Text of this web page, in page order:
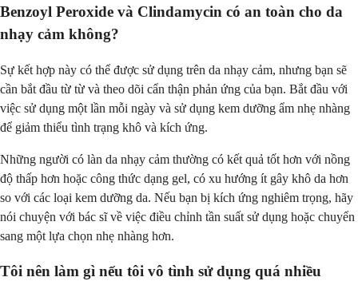
Benzoyl Peroxide và Clindamycin có an toàn cho da
nhạy cảm không?
Sự kết hợp này có thể được sử dụng trên da nhạy cảm, nhưng bạn sẽ
cần bắt đầu từ từ và theo dõi cẩn thận phản ứng của bạn. Bắt đầu với
việc sử dụng một lần mỗi ngày và sử dụng kem dưỡng ẩm nhẹ nhàng
để giảm thiểu tình trạng khô và kích ứng.
Những người có làn da nhạy cảm thường có kết quả tốt hơn với nồng
độ thấp hơn hoặc công thức dạng gel, có xu hướng ít gây khô da hơn
so với các loại kem dưỡng da. Nếu bạn bị kích ứng nghiêm trọng, hãy
nói chuyện với bác sĩ về việc điều chỉnh tần suất sử dụng hoặc chuyển
sang một lựa chọn nhẹ nhàng hơn.
Tôi nên làm gì nếu tôi vô tình sử dụng quá nhiều